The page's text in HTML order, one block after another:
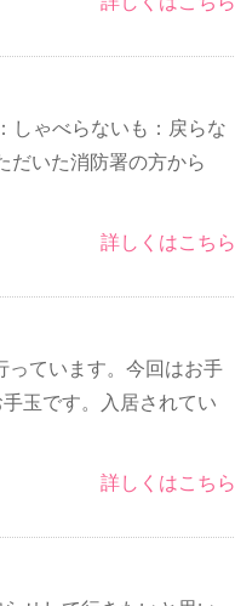
しゃべらないも：戻らな
だいた消防署の方から
詳しくはこちら
っています。今回はお手
玉です。入居されてい
詳しくはこちら